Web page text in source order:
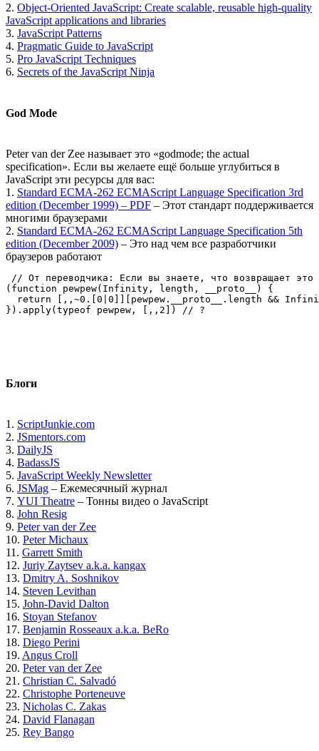
2. Object-Oriented JavaScript: Create scalable, reusable high-quality
JavaScript applications and libraries
3. JavaScript Patterns
4. Pragmatic Guide to JavaScript
5. Pro JavaScript Techniques
6. Secrets of the JavaScript Ninja
God Mode
Peter van der Zee называет это «godmode; the actual
specification». Если вы желаете ещё больше углубиться в
JavaScript эти ресурсы для вас:
1. Standard ECMA-262 ECMAScript Language Specification 3rd
edition (December 1999) – PDF – Этот стандарт поддерживается
многими браузерами
2. Standard ECMA-262 ECMAScript Language Specification 5th
edition (December 2009) – Это над чем все разработчики
браузеров работают
// От переводчика: Если вы знаете, что возвращает это
(function pewpew(Infinity, length, __proto__) {
return [,,~0.[0|0]][pewpew.__proto__.length &&
Блоги
1. ScriptJunkie.com
2. JSmentors.com
3. DailyJS
4. BadassJS
5. JavaScript Weekly Newsletter
6. JSMag – Ежемесячный журнал
7. YUI Theatre – Тонны видео о JavaScript
8. John Resig
9. Peter van der Zee
10. Peter Michaux
11. Garrett Smith
12. Juriy Zaytsev a.k.a. kangax
13. Dmitry A. Soshnikov
14. Steven Levithan
15. John-David Dalton
16. Stoyan Stefanov
17. Benjamin Rosseaux a.k.a. BeRo
18. Diego Perini
19. Angus Croll
20. Peter van der Zee
21. Christian C. Salvadó
22. Christophe Porteneuve
23. Nicholas C. Zakas
24. David Flanagan
25. Rey Bango